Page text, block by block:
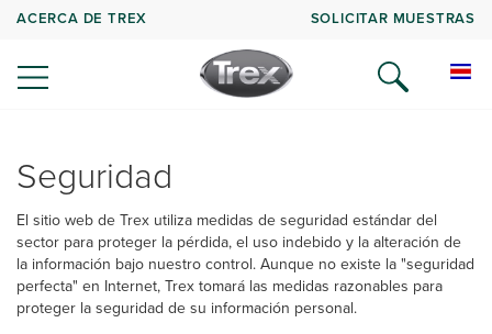
ACERCA DE TREX SOLICITAR MUESTRAS
Seguridad
El sitio web de Trex utiliza medidas de seguridad estándar del
sector para proteger la pérdida, el uso indebido y la alteración de
la información bajo nuestro control. Aunque no existe la "seguridad
perfecta" en Internet, Trex tomará las medidas razonables para
proteger la seguridad de su información personal.